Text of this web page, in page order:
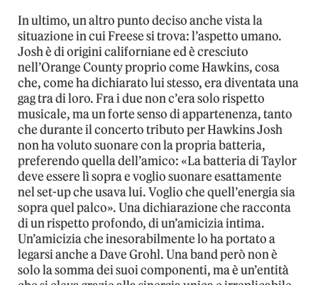
In ultimo, un altro punto deciso anche vista la
situazione in cui Freese si trova: l’aspetto umano.
Josh è di origini californiane ed è cresciuto
nell’Orange County proprio come Hawkins, cosa
che, come ha dichiarato lui stesso, era diventata una
gag tra di loro. Fra i due non c’era solo rispetto
musicale, ma un forte senso di appartenenza, tanto
che durante il concerto tributo per Hawkins Josh
non ha voluto suonare con la propria batteria,
preferendo quella dell’amico: «La batteria di Taylor
deve essere lì sopra e voglio suonare esattamente
nel set-up che usava lui. Voglio che quell’energia sia
sopra quel palco». Una dichiarazione che racconta
di un rispetto profondo, di un’amicizia intima.
Un’amicizia che inesorabilmente lo ha portato a
legarsi anche a Dave Grohl. Una band però non è
solo la somma dei suoi componenti, ma è un’entità